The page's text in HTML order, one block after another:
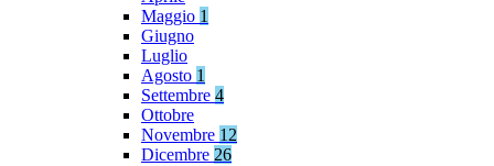
Maggio 1
Giugno
Luglio
Agosto 1
Settembre 4
Ottobre
Novembre 12
Dicembre 26